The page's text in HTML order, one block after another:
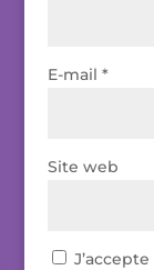
E-mail *
Site web
J’accepte